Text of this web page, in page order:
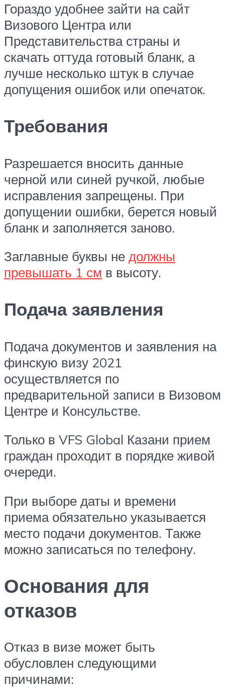
Гораздо удобнее зайти на сайт
Визового Центра или
Представительства страны и
скачать оттуда готовый бланк, а
лучше несколько штук в случае
допущения ошибок или опечаток.
Требования
Разрешается вносить данные
черной или синей ручкой, любые
исправления запрещены. При
допущении ошибки, берется новый
бланк и заполняется заново.
Заглавные буквы не должны
превышать 1 см в высоту.
Подача заявления
Подача документов и заявления на
финскую визу 2021
осуществляется по
предварительной записи в Визовом
Центре и Консульстве.
Только в VFS Global Казани прием
граждан проходит в порядке живой
очереди.
При выборе даты и времени
приема обязательно указывается
место подачи документов. Также
можно записаться по телефону.
Основания для
отказов
Отказ в визе может быть
обусловлен следующими
причинами: